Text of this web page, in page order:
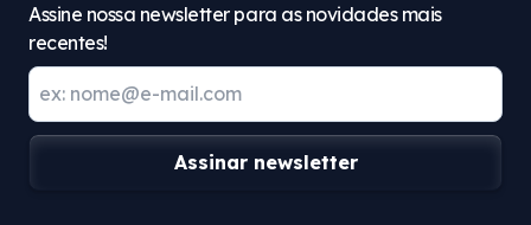
Assine nossa newsletter para as novidades mais
recentes!
Assinar newsletter